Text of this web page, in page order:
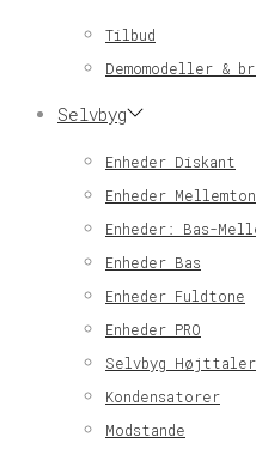
Tilbud
Demomodeller &
Selvbyg
Enheder Diskant
Enheder
Enheder: Bas-
Enheder Bas
Enheder Fuldtone
Enheder PRO
Selvbyg
Kondensatorer
Modstande